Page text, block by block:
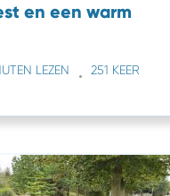
en een warm
LEZEN
251 KEER